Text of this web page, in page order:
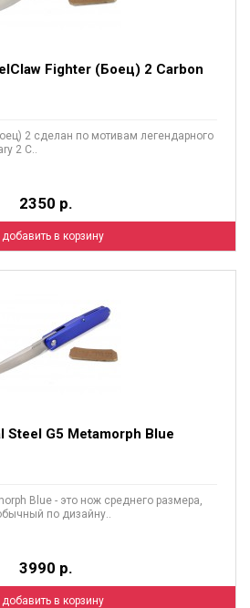
Fighter (Боец) 2 Carbon
2 сделан по мотивам легендарного
2 С..
2350 р.
добавить в корзину
Steel G5 Metamorph Blue
Blue - это нож среднего размера,
по дизайну..
3990 р.
добавить в корзину